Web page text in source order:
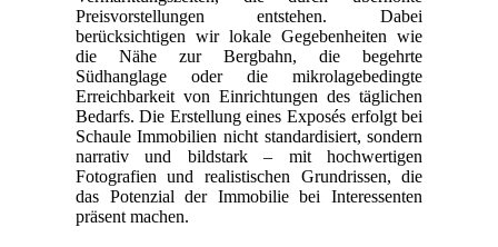
Preisvorstellungen entstehen. Dabei
berücksichtigen wir lokale Gegebenheiten wie
die Nähe zur Bergbahn, die begehrte
Südhanglage oder die mikrolagebedingte
Erreichbarkeit von Einrichtungen des täglichen
Bedarfs. Die Erstellung eines Exposés erfolgt bei
Schaule Immobilien nicht standardisiert, sondern
narrativ und bildstark – mit hochwertigen
Fotografien und realistischen Grundrissen, die
das Potenzial der Immobilie bei Interessenten
präsent machen.